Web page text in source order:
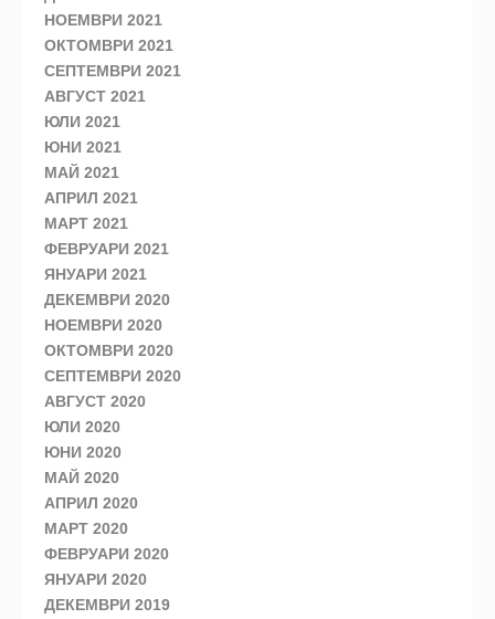
НОЕМВРИ 2021
ОКТОМВРИ 2021
СЕПТЕМВРИ 2021
АВГУСТ 2021
ЮЛИ 2021
ЮНИ 2021
МАЙ 2021
АПРИЛ 2021
МАРТ 2021
ФЕВРУАРИ 2021
ЯНУАРИ 2021
ДЕКЕМВРИ 2020
НОЕМВРИ 2020
ОКТОМВРИ 2020
СЕПТЕМВРИ 2020
АВГУСТ 2020
ЮЛИ 2020
ЮНИ 2020
МАЙ 2020
АПРИЛ 2020
МАРТ 2020
ФЕВРУАРИ 2020
ЯНУАРИ 2020
ДЕКЕМВРИ 2019